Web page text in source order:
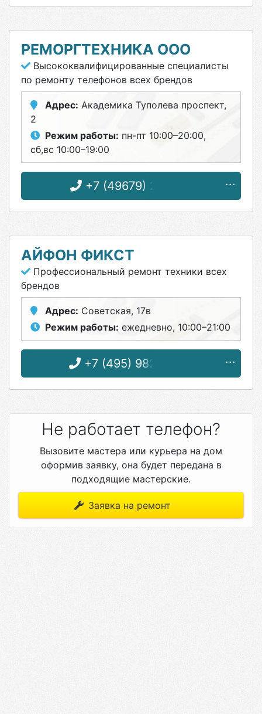
РЕМОРГТЕХНИКА ООО
Высококвалифицированные специалисты
по ремонту телефонов всех брендов
Адрес: Академика Туполева проспект,
2
Режим работы: пн-пт 10:00–20:00,
сб,вс 10:00–19:00
+7 (49679) 2-17-27
АЙФОН ФИКСТ
Профессиональный ремонт техники всех
брендов
Адрес: Советская, 17в
Режим работы: ежедневно, 10:00–21:00
+7 (495) 982-51-46
Не работает телефон?
Вызовите мастера или курьера на дом
оформив заявку, она будет передана в
подходящие мастерские.
Заявка на ремонт